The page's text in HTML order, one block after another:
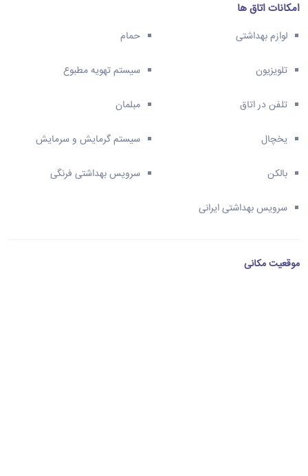
امکانات اتاق ها
لوازم بهداشتی حمام
تلویزیون سیستم تهویه مطبوع
تلفن در اتاق مبلمان
یخچال سیستم گرمایش و سرمایش
بالکن سرویس بهداشتی فرنگی
سرویس بهداشتی ایرانی
موقعیت مکانی